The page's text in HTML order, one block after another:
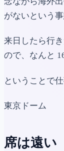
がないという事
来日したら行
ので、なんと
ということで
東京ドーム
席は遠い